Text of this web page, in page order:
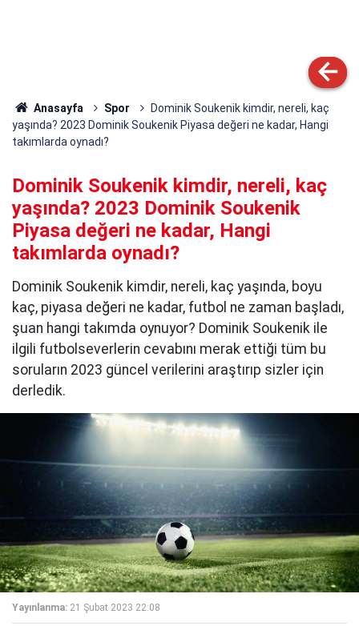
Anasayfa Spor
Dominik Soukenik kimdir, nereli, kaç
yaşında? 2023 Dominik Soukenik Piyasa değeri ne kadar, Hangi
takımlarda oynadı?
Dominik Soukenik kimdir, nereli, kaç
yaşında? 2023 Dominik Soukenik
Piyasa değeri ne kadar, Hangi
takımlarda oynadı?
Dominik Soukenik kimdir, nereli, kaç yaşında, boyu
kaç, piyasa değeri ne kadar, futbol ne zaman başladı,
şuan hangi takımda oynuyor? Dominik Soukenik ile
ilgili futbolseverlerin cevabını merak ettiği tüm bu
soruların 2023 güncel verilerini araştırıp sizler için
derledik.
Yayınlanma: 21 Şubat 2023 22:08